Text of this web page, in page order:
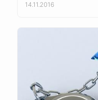
14.11.2016